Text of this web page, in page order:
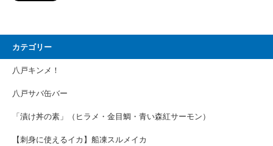
カテゴリー
八戸キンメ！
八戸サバ缶バー
「漬け丼の素」（ヒラメ・金目鯛・青い森紅サーモン）
【刺身に使えるイカ】船凍スルメイカ